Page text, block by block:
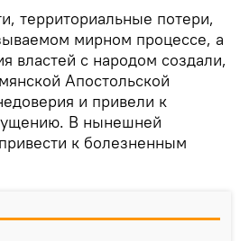
территориальные потери,
мирном процессе, а
властей с народом создали,
Апостольской
и привели к
В нынешней
к болезненным